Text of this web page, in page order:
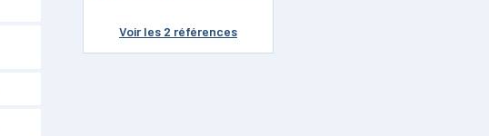
Voirles 2 références